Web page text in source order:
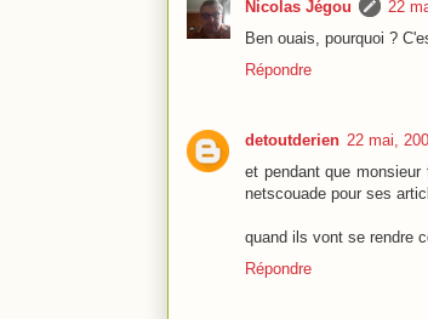
Nicolas Jégou
22
Ben ouais, pourquoi ?
Répondre
detoutderien 22 mai,
et pendant que
netscouade pour ses
quand ils vont se rendre
Répondre